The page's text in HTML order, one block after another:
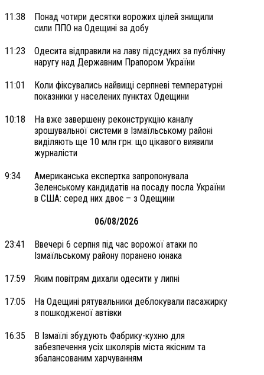
11:38
Понад чотири десятки ворожих цілей знищили
сили ППО на Одещині за добу
11:23
Одесита відправили на лаву підсудних за публічну
наругу над Державним Прапором України
11:01
Коли фіксувались найвищі серпневі температурні
показники у населених пунктах Одещини
10:18
На вже завершену реконструкцію каналу
зрошувальної системи в Ізмаїльському районі
виділяють ще 10 млн грн: що цікавого виявили
журналісти
9:34
Американська експертка запропонувала
Зеленському кандидатів на посаду посла України
в США: серед них двоє – з Одещини
06/08/2026
23:41
Ввечері 6 серпня під час ворожої атаки по
Ізмаїльському району поранено юнака
17:59 Яким повітрям дихали одесити у липні
17:05
На Одещині рятувальники деблокували пасажирку
з пошкодженої автівки
16:35
В Ізмаїлі збудують Фабрику-кухню для
забезпечення усіх школярів міста якісним та
збалансованим харчуванням